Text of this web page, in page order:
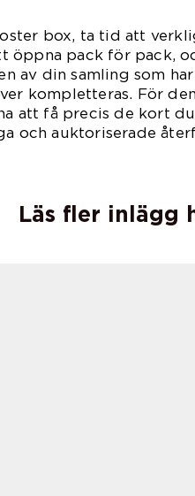
box, ta tid att
öppna pack för pack,
av din samling som
kompletteras. För
att få precis de kort
och auktoriserade
Läs fler inlägg